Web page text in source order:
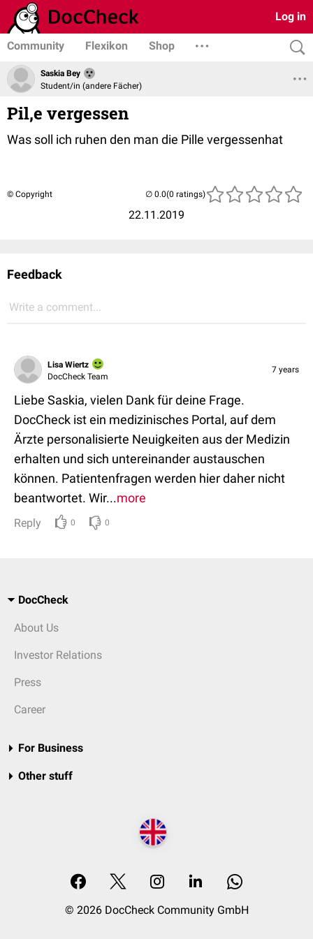
Log in
Community Flexikon Shop
Saskia Bey
Student/in (andere Fächer)
Pil,e vergessen
Was soll ich ruhen den man die Pille vergessenhat
© Copyright
22.11.2019
(0 ratings)
Feedback
Write a comment...
Lisa Wiertz
DocCheck Team
7 years
Liebe Saskia, vielen Dank für deine Frage.
DocCheck ist ein medizinisches Portal, auf dem
Ärzte personalisierte Neuigkeiten aus der Medizin
erhalten und sich untereinander austauschen
können. Patientenfragen werden hier daher nicht
beantwortet. Wir...more
Reply 0 0
DocCheck
About Us
Investor Relations
Press
Career
For Business
Other stuff
© 2026 DocCheck Community GmbH